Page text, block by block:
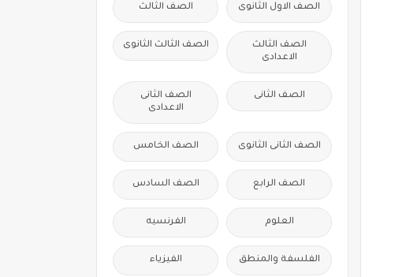
الصف الاول الثانوى الصف الثالث
الصف الثالث
الاعدادى
الصف الثالث الثانوى
الصف الثانى
الصف الثانى
الاعدادى
الصف الثانى الثانوى الصف الخامس
الصف الرابع الصف السادس
العلوم الفرنسيه
الفلسفة والمنطق الفيزياء